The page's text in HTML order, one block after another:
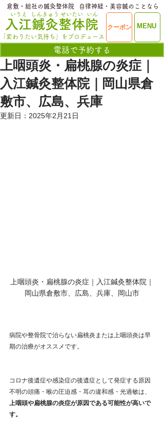
ME
​入江鍼灸整体院
いりえ
MENU
クーポン
電話で予約する
せいたい
しんきゅう いん
「変わりたい気持ち」をプロデュース
​倉敷・総社の鍼灸整体院 ​自律神経・美容鍼のことなら
上咽頭炎・扁桃腺の炎症｜
入江鍼灸整体院｜岡山県倉
敷市、広島、兵庫
更新日： 2025年2月21日
上咽頭炎・扁桃腺の炎症｜入江鍼灸整体院｜
岡山県倉敷市、広島、兵庫、岡山市
病院や整骨院で治らない扁桃炎または上咽頭炎は早
期の治療がオススメです。
コロナ後遺症や感染症の後遺症として発症する原因
不明の頭痛・喉の圧迫感・耳の違和感・光過敏は、
上咽頭や扁桃腺の炎症が原因である可能性が高いで
す。